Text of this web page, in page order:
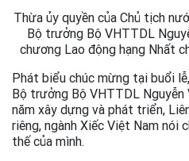
Thừa ủy quyền của Chủ tịch
Bộ trưởng Bộ VHTTDL
chương Lao động hạng Nhất
Phát biểu chúc mừng tại buổi
Bộ trưởng Bộ VHTTDL Nguyễn
năm xây dựng và phát triển,
riêng, ngành Xiếc Việt Nam nói
thế của mình.